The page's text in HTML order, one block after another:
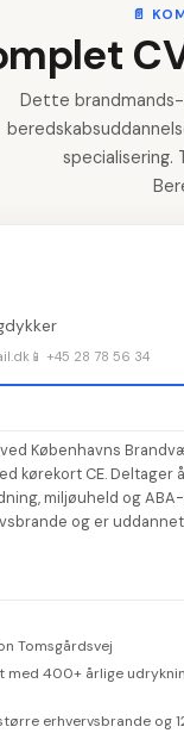
📄
Dette
📱 +45 28 78 56 34
Københavns
kørekort CE. Deltager
miljøuheld og
og er
Tomsgårdsvej
400+ årlige
erhvervsbrande og